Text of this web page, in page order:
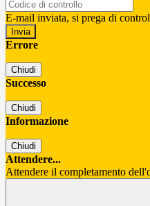
E-mail inviata, si prega di
Errore
Chiudi
Successo
Chiudi
Informazione
Chiudi
Attendere...
Attendere il completamento